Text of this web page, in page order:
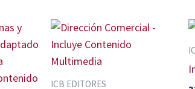
ICB EDITORES